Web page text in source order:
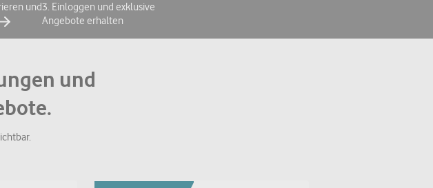
und3. Einloggen und exklusive
Angebote erhalten
und